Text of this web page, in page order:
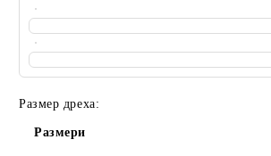
Размер дреха:
Размери